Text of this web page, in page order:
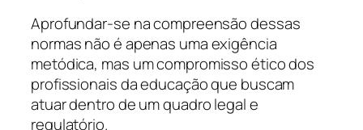
Aprofundar-se na compreensão dessas
normas não é apenas uma exigência
metódica, mas um compromisso ético dos
profissionais da educação que buscam
atuar dentro de um quadro legal e
regulatório.